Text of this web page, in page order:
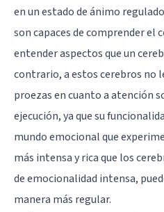
en un estado de ánimo
son capaces de comprender el
entender aspectos que un
contrario, a estos cerebros no
proezas en cuanto a atención
ejecución, ya que su
mundo emocional que
más intensa y rica que los
de emocionalidad intensa,
manera más regular.